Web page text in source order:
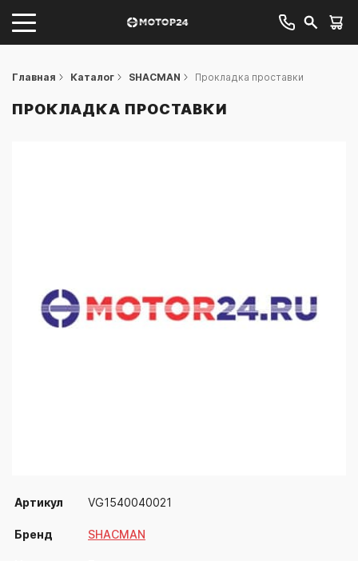
Главная Каталог SHACMAN Прокладка проставки
ПРОКЛАДКА ПРОСТАВКИ
Артикул VG1540040021
Бренд SHACMAN